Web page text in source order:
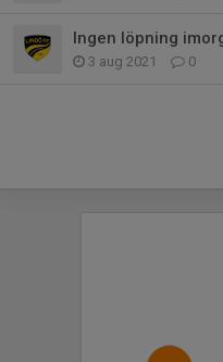
Ingen löpning
3 aug 2021 0